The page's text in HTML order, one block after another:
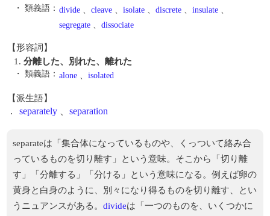
・ 類義語： divide 、 cleave 、 isolate 、 discrete 、 insulate 、
segregate 、 dissociate
【形容詞】
1. 分離した、別れた、離れた
・ 類義語： alone 、 isolated
【派生語】
. separately separation
separateは「集合体になっているものや、くっついて絡み合
っているものを切り離す」という意味。そこから「切り離
す」「分離する」「分ける」という意味になる。例えば卵の
黄身と白身のように、別々になり得るものを切り離す、とい
うニュアンスがある。 divideは「一つのものを、いくつかに